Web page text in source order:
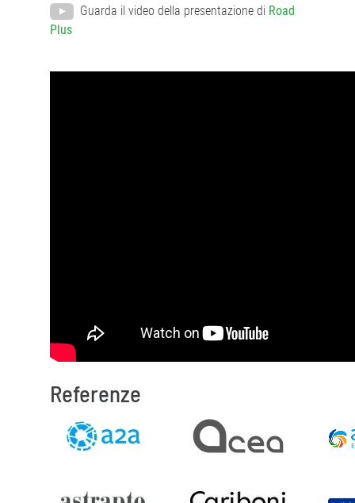
Guarda il video della presentazione di Road
Plus
Referenze